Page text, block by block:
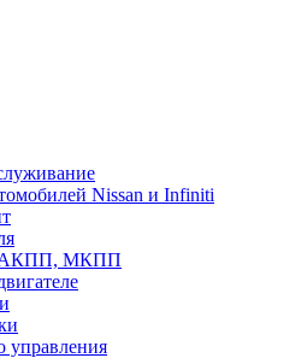
Nissan и Infiniti
АКПП, МКПП
управления